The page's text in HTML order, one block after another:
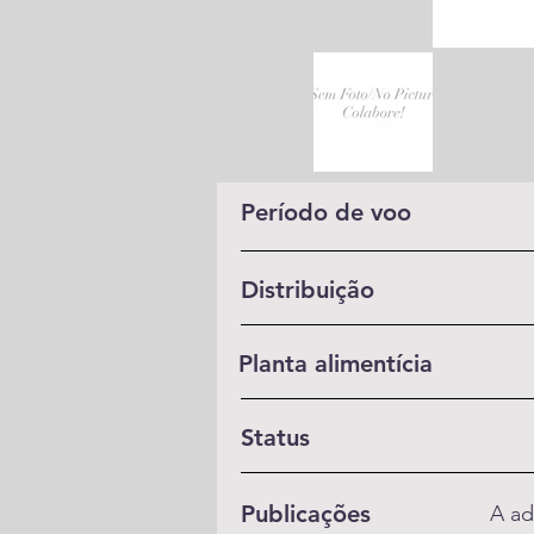
Período de voo
Distribuição
Planta alimentícia
Status
Publicações A